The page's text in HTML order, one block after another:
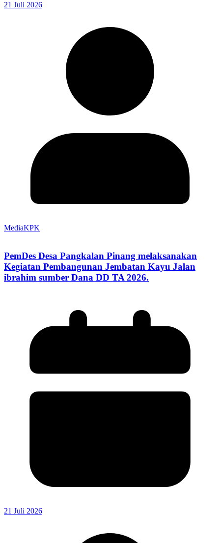
21 Juli 2026
MediaKPK
PemDes Desa Pangkalan Pinang melaksanakan
Kegiatan Pembangunan Jembatan Kayu Jalan
ibrahim sumber Dana DD TA 2026.
21 Juli 2026